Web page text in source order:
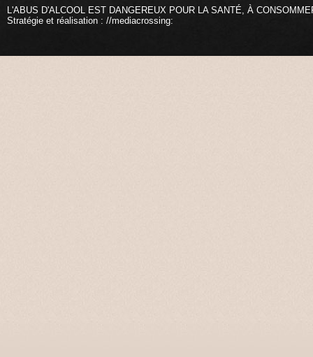
L'ABUS D'ALCOOL EST DANGEREUX POUR LA SANTÉ, À
Stratégie et réalisation : //mediacrossing: